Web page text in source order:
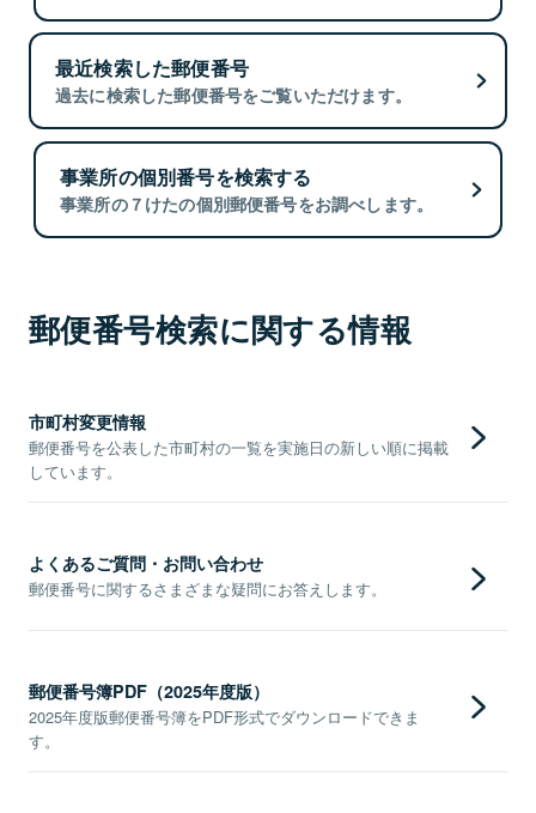
最近検索した郵便番号
過去に検索した郵便番号をご覧いただけます。
事業所の個別番号を検索する
事業所の７けたの個別郵便番号をお調べします。
郵便番号検索に関する情報
市町村変更情報
郵便番号を公表した市町村の一覧を実施日の新しい順に掲載
しています。
よくあるご質問・お問い合わせ
郵便番号に関するさまざまな疑問にお答えします。
郵便番号簿PDF（2025年度版）
2025年度版郵便番号簿をPDF形式でダウンロードできま
す。